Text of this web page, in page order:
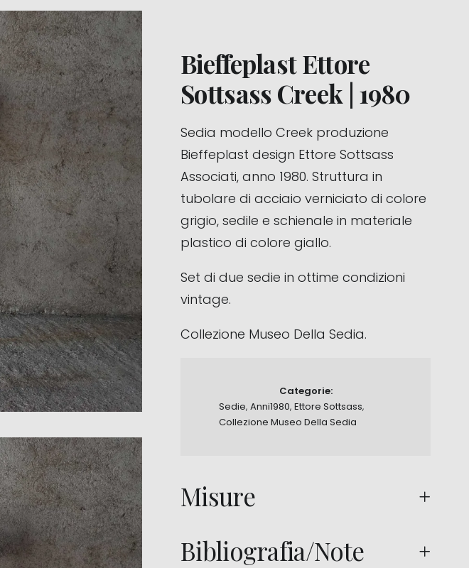
Bieffeplast Ettore
Sottsass Creek | 1980
Sedia modello Creek produzione
Bieffeplast design Ettore Sottsass
Associati, anno 1980. Struttura in
tubolare di acciaio verniciato di colore
grigio, sedile e schienale in materiale
plastico di colore giallo.
Set di due sedie in ottime condizioni
vintage.
Collezione Museo Della Sedia.
Categorie:
Sedie, Anni1980, Ettore Sottsass,
Collezione Museo Della Sedia
Misure
Bibliografia/Note